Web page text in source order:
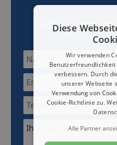
Jetzt mit
Ihre Nachricht:*
Diese
Wir verwenden
verbessern. Durch
unserer Webseite
Verwendung von
Cookie-Richtlinie zu.
Alle Partner